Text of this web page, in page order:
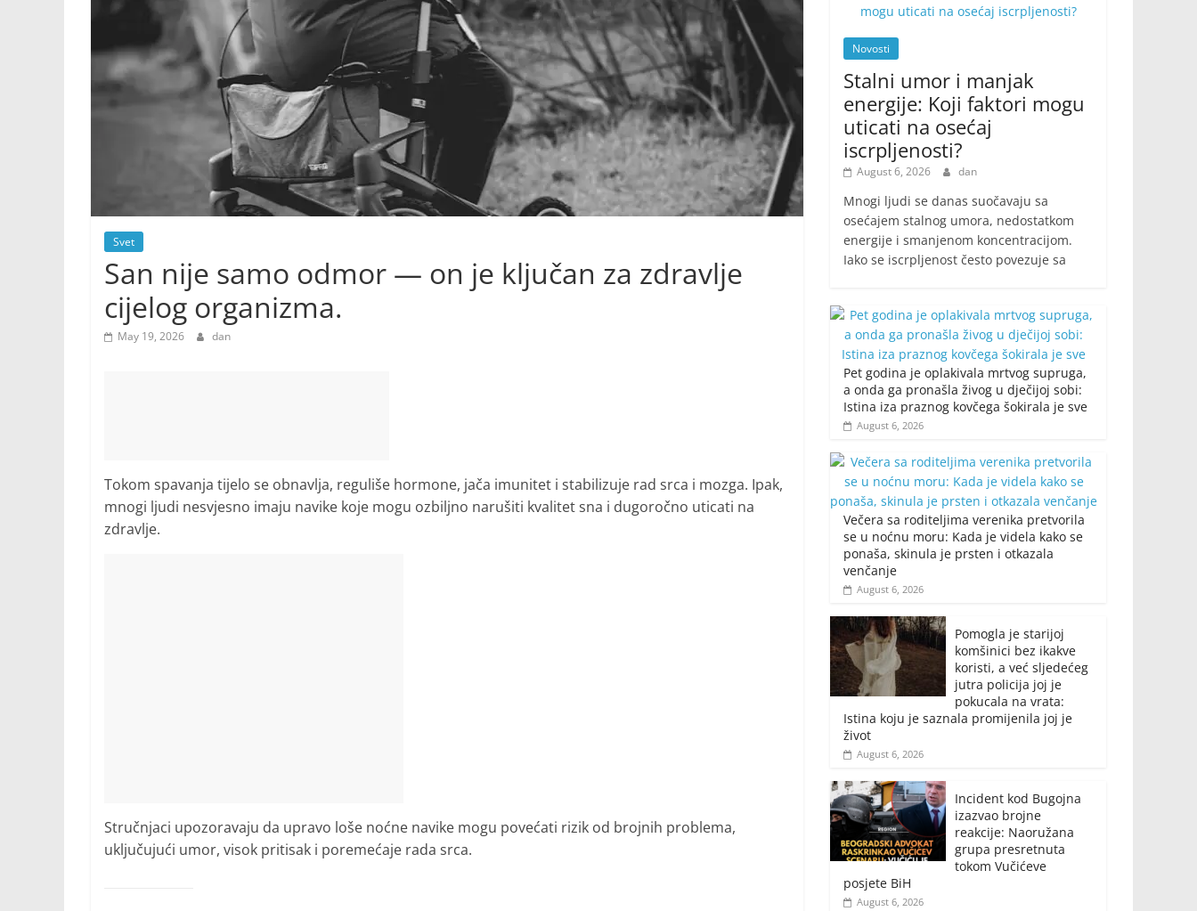
Svet
San nije samo odmor — on je ključan za zdravlje
cijelog organizma.
May 19, 2026 dan
Tokom spavanja tijelo se obnavlja, reguliše hormone, jača imunitet i stabilizuje rad srca i mozga. Ipak,
mnogi ljudi nesvjesno imaju navike koje mogu ozbiljno narušiti kvalitet sna i dugoročno uticati na
zdravlje.
Stručnjaci upozoravaju da upravo loše noćne navike mogu povećati rizik od brojnih problema,
uključujući umor, visok pritisak i poremećaje rada srca.
Novosti
Stalni umor i manjak
energije: Koji faktori mogu
uticati na osećaj
iscrpljenosti?
August 6, 2026 dan
Mnogi ljudi se danas suočavaju sa
osećajem stalnog umora, nedostatkom
energije i smanjenom koncentracijom.
Iako se iscrpljenost često povezuje sa
Pet godina je oplakivala mrtvog supruga,
a onda ga pronašla živog u dječijoj sobi:
Istina iza praznog kovčega šokirala je sve
August 6, 2026
Večera sa roditeljima verenika pretvorila
se u noćnu moru: Kada je videla kako se
ponaša, skinula je prsten i otkazala
venčanje
August 6, 2026
Pomogla je starijoj
komšinici bez ikakve
koristi, a već sljedećeg
jutra policija joj je
pokucala na vrata:
Istina koju je saznala promijenila joj je
život
August 6, 2026
Incident kod Bugojna
izazvao brojne
reakcije: Naoružana
grupa presretnuta
tokom Vučićeve
posjete BiH
August 6, 2026